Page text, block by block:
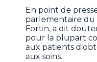
En point de
parlementaire du
Fortin, a dit
pour la plupart
aux patients
aux soins.